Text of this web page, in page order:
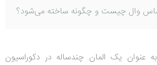
وال چیست و چگونه ساخته می‌شود؟
یک المان چندساله در دکوراسیون